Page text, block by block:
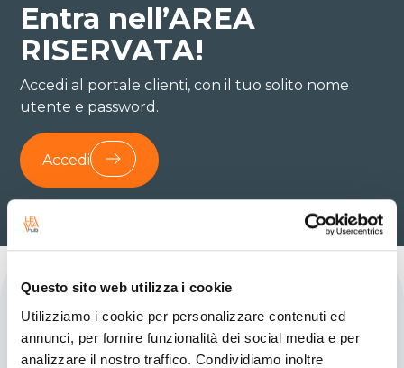
Questo sito web utilizza i cookie
Utilizziamo i cookie per personalizzare contenuti ed
annunci, per fornire funzionalità dei social media e per
analizzare il nostro traffico. Condividiamo inoltre
Entra nell’AREA
RISERVATA!
Accedi al portale clienti, con il tuo solito nome
utente e password.
Accedi